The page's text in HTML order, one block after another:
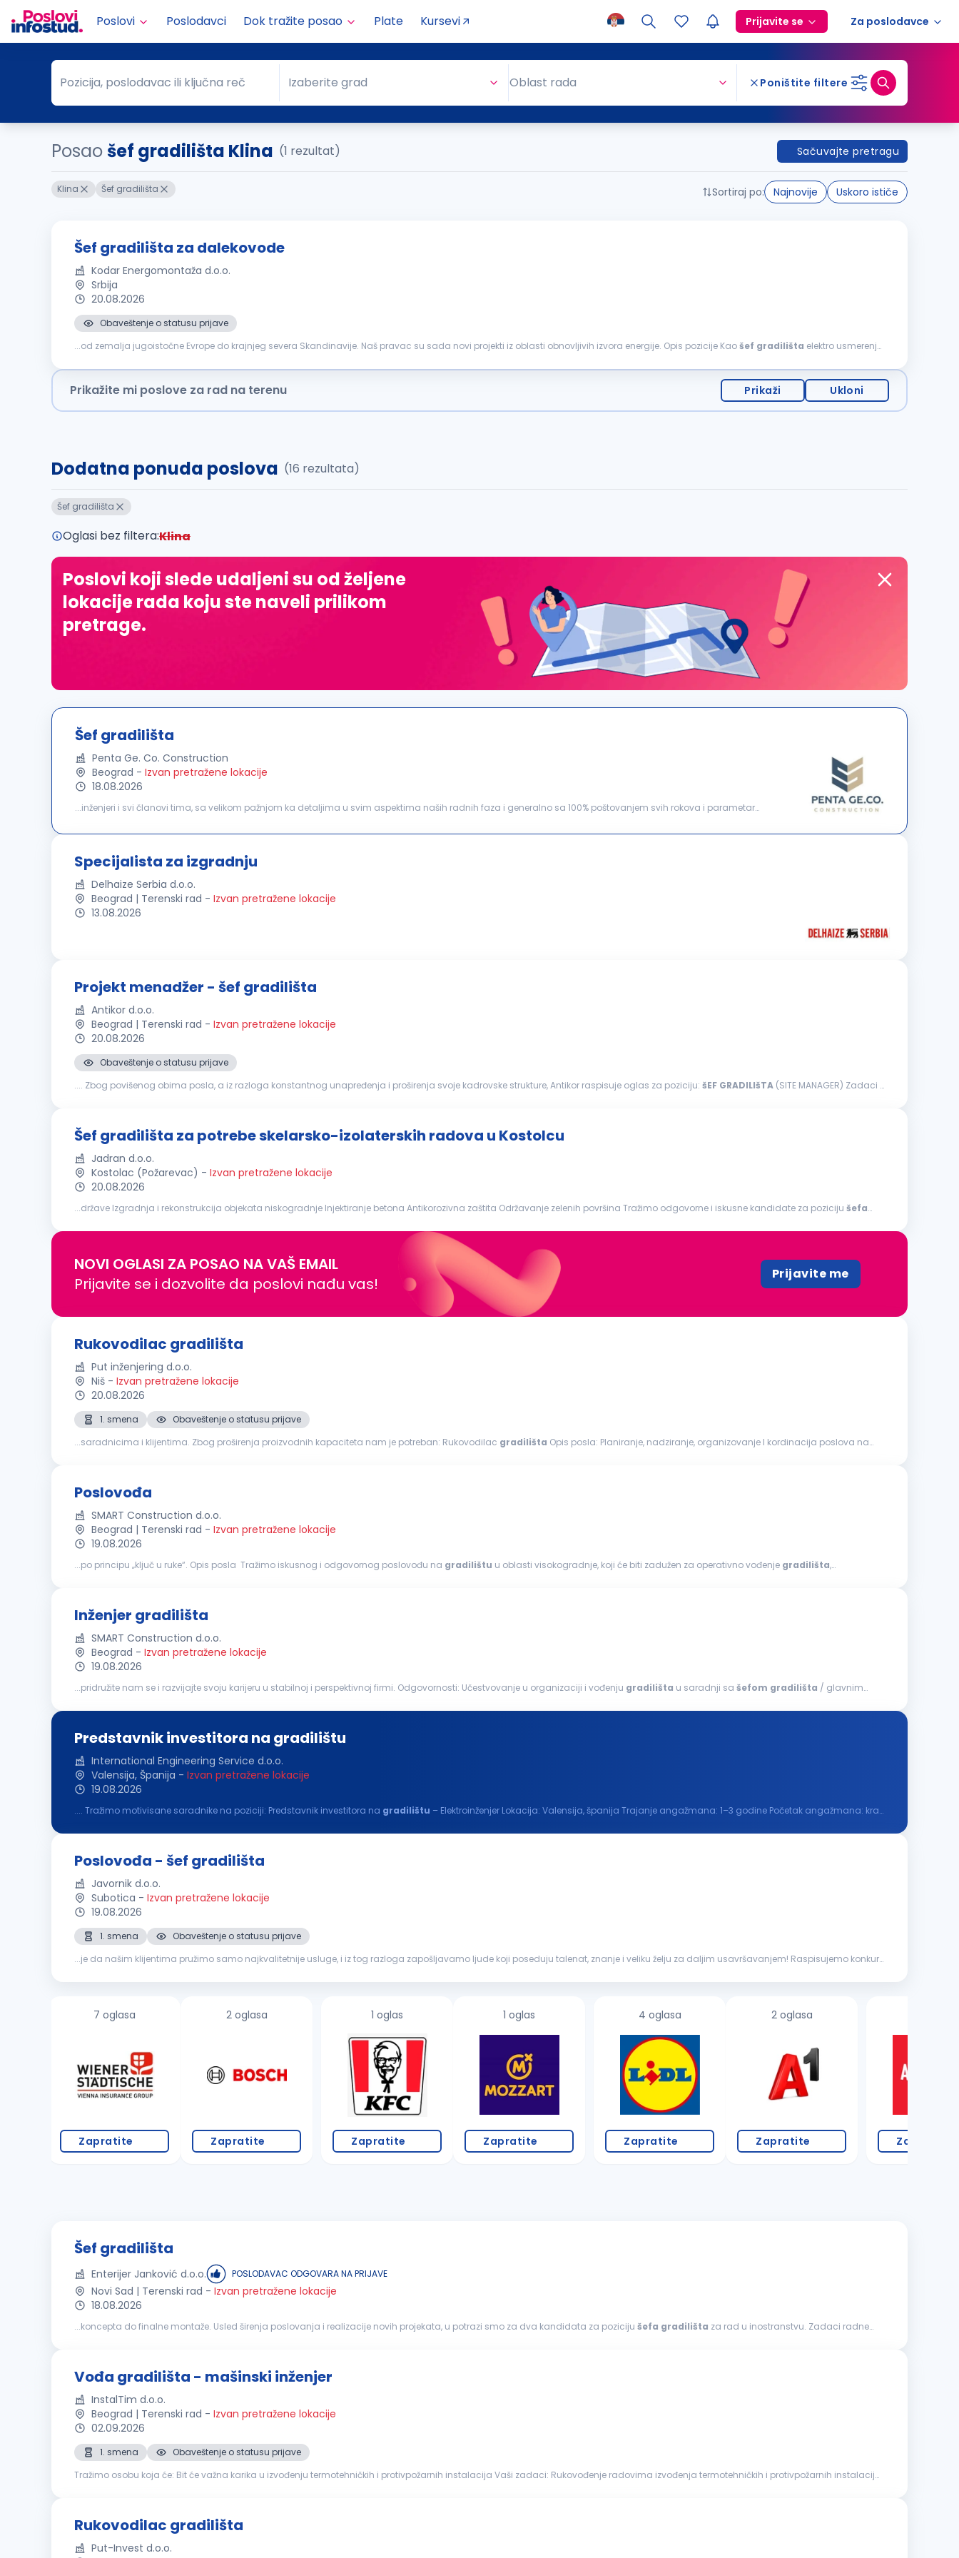
Poslovi Poslodavci Dok tražite posao Plate Kursevi Prijavite se Za poslodavce
Pozicija, poslodavac ili ključna reč
Pozicija, poslodavac ili ključna reč Grad
Izaberite grad Oblast rada Poništite filtere
Posao šef gradilišta Klina (1 rezultat) Sačuvajte pretragu
Klina Šef gradilišta Sortiraj po: Najnovije Uskoro ističe
Šef gradilišta za dalekovode
Kodar Energomontaža d.o.o.
Srbija
20.08.2026
Obaveštenje o statusu prijave
...od zemalja jugoistočne Evrope do krajnjeg severa Skandinavije. Naš pravac su sada novi projekti iz oblasti obnovljivih izvora energije. Opis pozicije Kaošef gradilišta elektro usmerenja,
Prikažite mi poslove za rad na terenu Prikaži Ukloni
Dodatna ponuda poslova (16 rezultata)
Šef gradilišta
Oglasi bez filtera:Klina
Poslovi koji slede udaljeni su od željene
lokacije rada koju ste naveli prilikom
pretrage.
Šef gradilišta
Penta Ge. Co. Construction
Beograd - Izvan pretražene lokacije
18.08.2026
...inženjeri i svi članovi tima, sa velikom pažnjom ka detaljima u svim aspektima naših radnih faza i generalno sa 100% poštovanjem svih rokova i parametara
Specijalista za izgradnju
Delhaize Serbia d.o.o.
Beograd | Terenski rad - Izvan pretražene lokacije
13.08.2026
Projekt menadžer - šef gradilišta
Antikor d.o.o.
Beograd | Terenski rad - Izvan pretražene lokacije
20.08.2026
Obaveštenje o statusu prijave
.... Zbog povišenog obima posla, a iz razloga konstantnog unapređenja i proširenja svoje kadrovske strukture, Antikor raspisuje oglas za poziciju: šEF GRADILIšTA (SITE MANAGER) Zadaci i
Šef gradilišta za potrebe skelarsko-izolaterskih radova u Kostolcu
Jadran d.o.o.
Kostolac (Požarevac) - Izvan pretražene lokacije
20.08.2026
...države Izgradnja i rekonstrukcija objekata niskogradnje Injektiranje betona Antikorozivna zaštita Održavanje zelenih površina Tražimo odgovorne i iskusne kandidate za poziciju šefa
NOVI OGLASI ZA POSAO NA VAŠ EMAIL
Prijavite se i dozvolite da poslovi nađu vas!
Prijavite me
Rukovodilac gradilišta
Put inženjering d.o.o.
Niš - Izvan pretražene lokacije
20.08.2026
1. smena
Obaveštenje o statusu prijave
...saradnicima i klijentima. Zbog proširenja proizvodnih kapaciteta nam je potreban: Rukovodilac gradilišta Opis posla: Planiranje, nadziranje, organizovanje I kordinacija poslova na
Poslovođa
SMART Construction d.o.o.
Beograd | Terenski rad - Izvan pretražene lokacije
19.08.2026
...po principu „ključ u ruke“. Opis posla Tražimo iskusnog i odgovornog poslovođu na gradilištu u oblasti visokogradnje, koji će biti zadužen za operativno vođenje gradilišta,
Inženjer gradilišta
SMART Construction d.o.o.
Beograd - Izvan pretražene lokacije
19.08.2026
...pridružite nam se i razvijajte svoju karijeru u stabilnoj i perspektivnoj firmi. Odgovornosti: Učestvovanje u organizaciji i vođenju gradilišta u saradnji sa šefom gradilišta / glavnim
Predstavnik investitora na gradilištu
International Engineering Service d.o.o.
Valensija, Španija - Izvan pretražene lokacije
19.08.2026
.... Tražimo motivisane saradnike na poziciji: Predstavnik investitora na gradilištu – Elektroinženjer Lokacija: Valensija, španija Trajanje angažmana: 1–3 godine Početak angažmana: kraj
Poslovođa - šef gradilišta
Javornik d.o.o.
Subotica - Izvan pretražene lokacije
19.08.2026
1. smena
Obaveštenje o statusu prijave
...je da našim klijentima pružimo samo najkvalitetnije usluge, i iz tog razloga zapošljavamo ljude koji poseduju talenat, znanje i veliku želju za daljim usavršavanjem! Raspisujemo konkurs
7 oglasa
Zapratite
2 oglasa
Zapratite
1 oglas
Zapratite
1 oglas
Zapratite
4 oglasa
Zapratite
2 oglasa
Zapratite Zapratite
Šef gradilišta
Enterijer Janković d.o.o. POSLODAVAC ODGOVARA NA PRIJAVE
Novi Sad | Terenski rad - Izvan pretražene lokacije
18.08.2026
...koncepta do finalne montaže. Usled širenja poslovanja i realizacije novih projekata, u potrazi smo za dva kandidata za poziciju šefa gradilišta za rad u inostranstvu. Zadaci radne
Vođa gradilišta - mašinski inženjer
InstalTim d.o.o.
Beograd | Terenski rad - Izvan pretražene lokacije
02.09.2026
1. smena
Obaveštenje o statusu prijave
Tražimo osobu koja će: Bit će važna karika u izvođenju termotehničkih i protivpožarnih instalacija Vaši zadaci: Rukovođenje radovima izvođenja termotehničkih i protivpožarnih instalacija
Rukovodilac gradilišta
Put-Invest d.o.o.